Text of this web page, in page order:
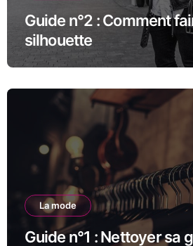
Guide n°2 : Comment
silhouette
La mode
Guide n°1 : Nettoyer sa